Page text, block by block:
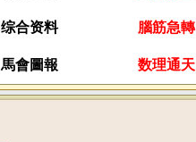
综合资料 腦筋急轉
馬會圖報 数理通天